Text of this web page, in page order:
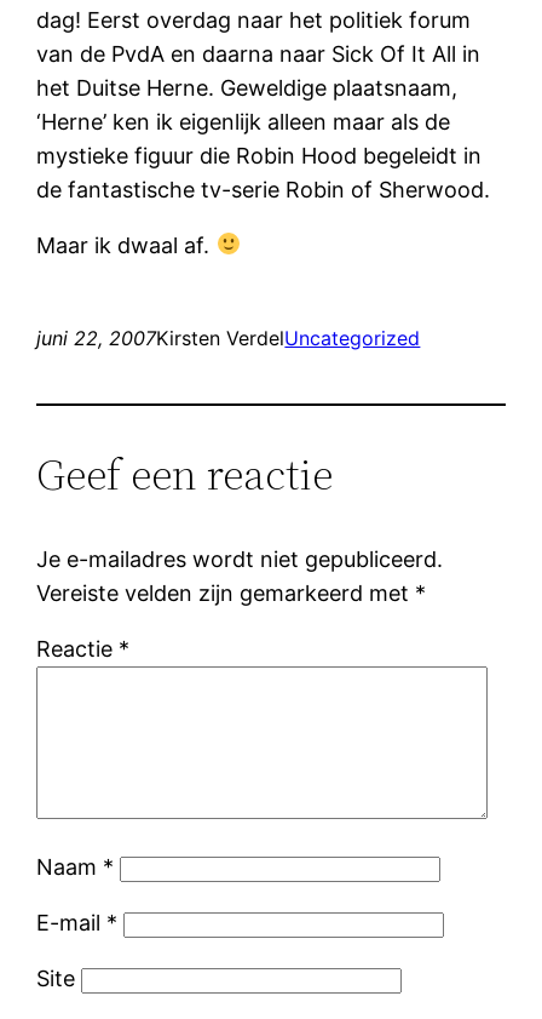
dag! Eerst overdag naar het politiek forum
van de PvdA en daarna naar Sick Of It All in
het Duitse Herne. Geweldige plaatsnaam,
‘Herne’ ken ik eigenlijk alleen maar als de
mystieke figuur die Robin Hood begeleidt in
de fantastische tv-serie Robin of Sherwood.
Maar ik dwaal af.
juni 22, 2007Kirsten VerdelUncategorized
Geef een reactie
Je e-mailadres wordt niet gepubliceerd.
Vereiste velden zijn gemarkeerd met *
Reactie *
Naam *
E-mail *
Site